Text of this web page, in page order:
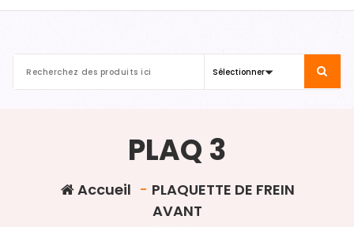
PLAQ 3
Accueil - PLAQUETTE DE FREIN
AVANT